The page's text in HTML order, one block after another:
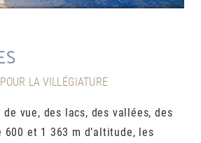
LA VILLÉGIATURE
vue, des lacs, des vallées, des
600 et 1 363 m d’altitude, les